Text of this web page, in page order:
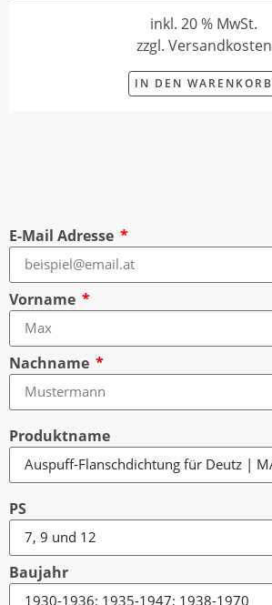
inkl. 20 % MwSt.
zzgl. Versandkosten
IN DEN WARENKORB
E-Mail Adresse
Vorname
Nachname
Produktname
PS
Baujahr